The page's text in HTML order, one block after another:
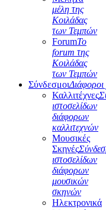
μέλη της
Κοιλάδας
των Τεμπών
ForumΤο
forum της
Κοιλάδας
των Τεμπών
ΣύνδεσμοιΔιάφοροι
Καλλιτέχνες
ιστοσελίδων
διάφορων
καλλιτεχνών
Μουσικές
Σκηνές
ιστοσελίδων
διάφορων
μουσικών
σκηνών
Ηλεκτρονικά